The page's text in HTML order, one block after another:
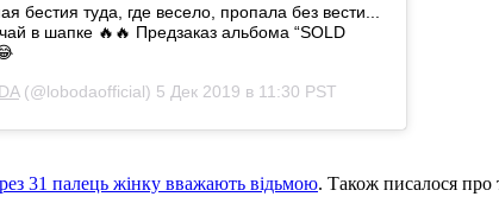
бестия туда, где весело, пропала без вести...
в шапке 🔥🔥 Предзаказ альбома “SOLD
(@lobodaofficial) 5 Дек 2019 в 11:30 PST
31 палець жінку вважають відьмою. Також писалося про